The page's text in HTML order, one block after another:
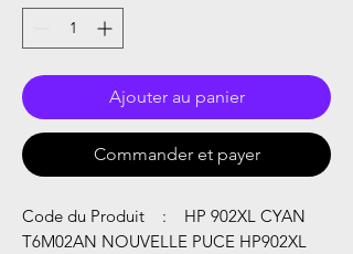
Ajouter au panier
Commander et payer
Code du Produit : HP 902XL CYAN
T6M02AN NOUVELLE PUCE HP902XL